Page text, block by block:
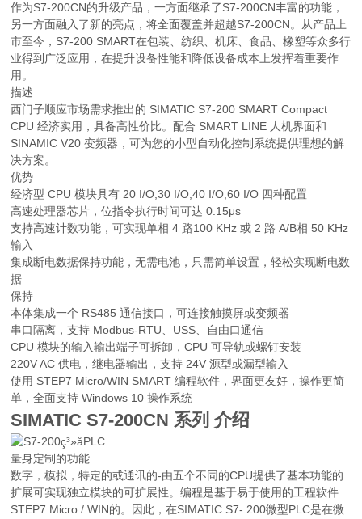
作为S7-200CN的升级产品，一方面继承了S7-200CN丰富的功能，
另一方面融入了新的亮点，将全面覆盖并超越S7-200CN。从产品上
市至今，S7-200 SMART在包装、纺织、机床、食品、橡塑等众多行
业得到广泛应用，在提升设备性能和降低设备成本上发挥着重要作
用。
描述
西门子顺应市场需求推出的 SIMATIC S7-200 SMART Compact
CPU 经济实用，具备高性价比。配合 SMART LINE 人机界面和
SINAMIC V20 变频器，可为您的小型自动化控制系统提供理想的解
决方案。
优势
经济型 CPU 模块具有 20 I/O,30 I/O,40 I/O,60 I/O 四种配置
高速处理器芯片，位指令执行时间可达 0.15μs
支持高速计数功能，可实现单相 4 路100 KHz 或 2 路 A/B相 50 KHz
输入
集成断电数据保持功能，无需电池，只需简单设置，轻松实现断电数
据
保持
本体集成一个 RS485 通信接口，可连接触摸屏或变频器
串口隔离，支持 Modbus-RTU、USS、自由口通信
CPU 模块的输入输出端子可拆卸，CPU 可导轨或螺钉安装
220V AC 供电，继电器输出，支持 24V 源型或漏型输入
使用 STEP7 Micro/WIN SMART 编程软件，界面更友好，操作更简
单，全面支持 Windows 10 操作系统
SIMATIC S7-200CN 系列 介绍
量身定制的功能
数字，模拟，特定的或通讯的-由五个不同的CPU提供了基本功能的
扩展可实现独立模块的可扩展性。编程是基于易于使用的工程软件
STEP7 Micro / WIN的。因此，在SIMATIC S7- 200微型PLC是在微